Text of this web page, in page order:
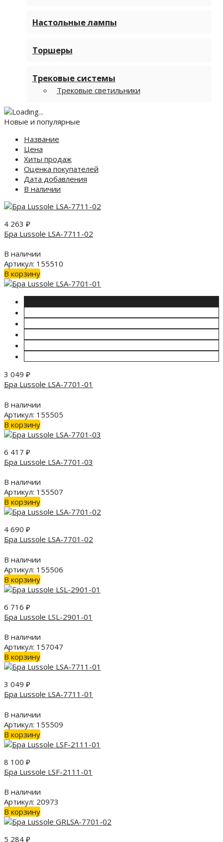
Настольные лампы
Торшеры
Трековые системы
Трековые светильники
Новые и популярные
Название
Цена
Хиты продаж
Оценка покупателей
Дата добавления
В наличии
4 263 ₽
Бра Lussole LSA-7711-02
В наличии
Артикул: 155510
В корзину
3 049 ₽
Бра Lussole LSA-7701-01
В наличии
Артикул: 155505
В корзину
6 417 ₽
Бра Lussole LSA-7701-03
В наличии
Артикул: 155507
В корзину
4 690 ₽
Бра Lussole LSA-7701-02
В наличии
Артикул: 155506
В корзину
6 716 ₽
Бра Lussole LSL-2901-01
В наличии
Артикул: 157047
В корзину
3 049 ₽
Бра Lussole LSA-7711-01
В наличии
Артикул: 155509
В корзину
8 100 ₽
Бра Lussole LSF-2111-01
В наличии
Артикул: 20973
В корзину
5 284 ₽